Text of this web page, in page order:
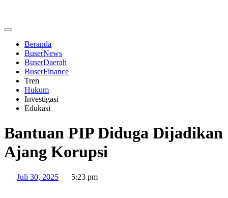
Beranda
BuserNews
BuserDaerah
BuserFinance
Tren
Hukum
Investigasi
Edukasi
Bantuan PIP Diduga Dijadikan
Ajang Korupsi
Juli 30, 2025 5:23 pm